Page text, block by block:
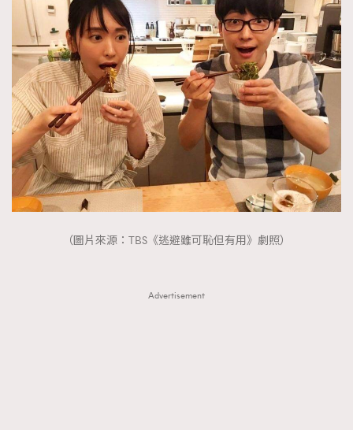
（圖片來源：TBS《逃避雖可恥但有用》劇照）
Advertisement